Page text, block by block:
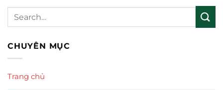
CHUYÊN MỤC
Trang chủ